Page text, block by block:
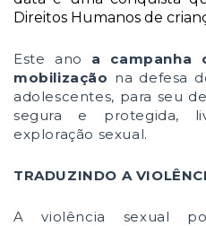
Direitos Humanos de
Este ano a campanha
mobilização na defesa
adolescentes, para seu
segura e protegida,
exploração sexual.
TRADUZINDO A
A violência sexual